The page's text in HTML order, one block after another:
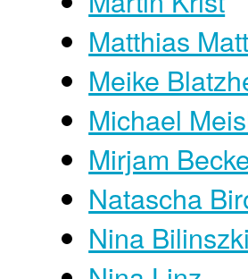
Matthias
Meike
Michael
Mirjam
Natascha
Nina Bilinszki